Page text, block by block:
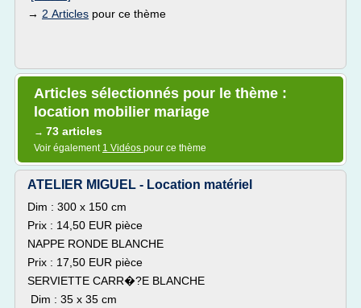
→ 2 Articles pour ce thème
Articles sélectionnés pour le thème :
location mobilier mariage
→ 73 articles
Voir également 1 Vidéos pour ce thème
ATELIER MIGUEL - Location matériel
Dim : 300 x 150 cm
Prix : 14,50 EUR pièce
NAPPE RONDE BLANCHE
Prix : 17,50 EUR pièce
SERVIETTE CARR�?E BLANCHE
Dim : 35 x 35 cm